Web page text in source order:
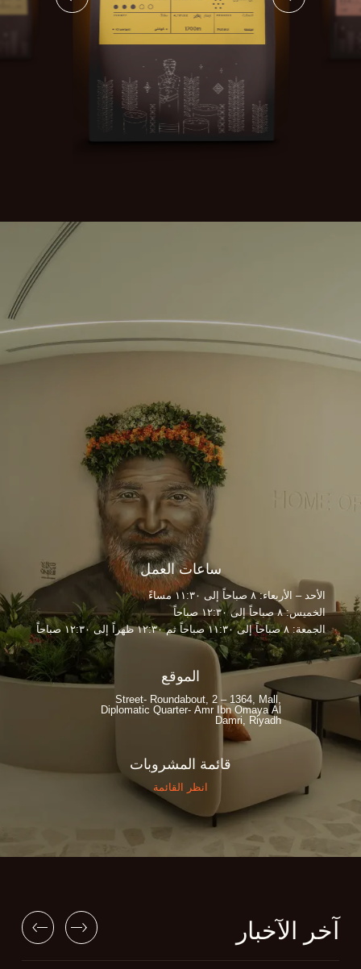
ساعات العمل
الأحد – الأربعاء: ٨ صباحاً إلى ١١:٣٠ مساءً
الخميس: ٨ صباحاً إلى ١٢:٣٠ صباحاً
الجمعة: ٨ صباحاً إلى ١١:٣٠ صباحاً ثم ١٢:٣٠ ظهراً إلى ١٢:٣٠ صباحاً
الموقع
Street- Roundabout, 2 – 1364, Mall,
Diplomatic Quarter- Amr Ibn Omaya Al
Damri, Riyadh
قائمة المشروبات
انظر القائمة
آخر الآخبار